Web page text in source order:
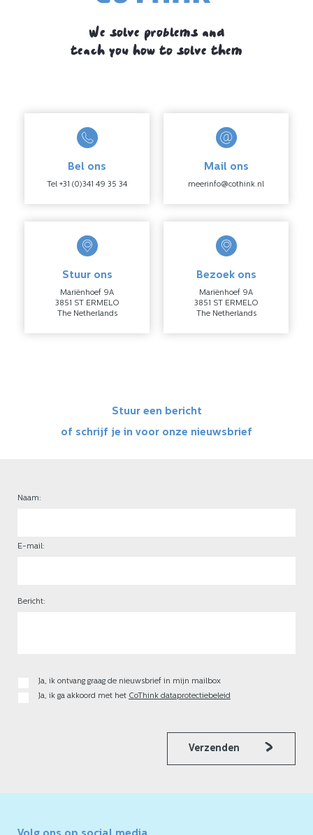
We solve problems and
teach you how to solve them
Bel ons
Tel +31 (0)341 49 35 34
Mail ons
meerinfo@cothink.nl
Stuur ons
Mariënhoef 9A
3851 ST ERMELO
The Netherlands
Bezoek ons
Mariënhoef 9A
3851 ST ERMELO
The Netherlands
Stuur een bericht
of schrijf je in voor onze nieuwsbrief
Naam:
E-mail:
Bericht:
Ja, ik ontvang graag de nieuwsbrief in mijn mailbox
Ja, ik ga akkoord met het CoThink dataprotectiebeleid
Verzenden